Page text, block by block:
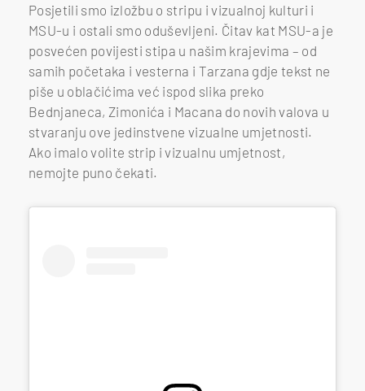
Posjetili smo izložbu o stripu i vizualnoj kulturi i
MSU-u i ostali smo oduševljeni. Čitav kat MSU-a je
posvećen povijesti stipa u našim krajevima – od
samih početaka i vesterna i Tarzana gdje tekst ne
piše u oblačićima već ispod slika preko
Bednjaneca, Zimonića i Macana do novih valova u
stvaranju ove jedinstvene vizualne umjetnosti.
Ako imalo volite strip i vizualnu umjetnost,
nemojte puno čekati.